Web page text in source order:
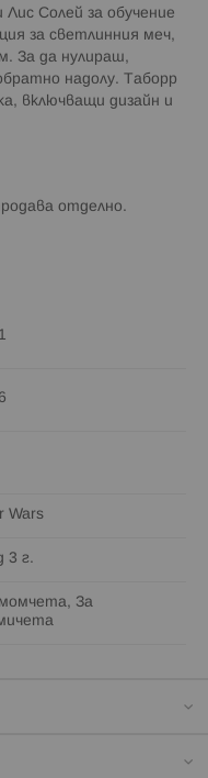
Лис Солей за обучение
за светлинния меч,
За да нулираш,
надолу. Таборр
включващи дизайн и
отделно.
Wars
3 г.
За